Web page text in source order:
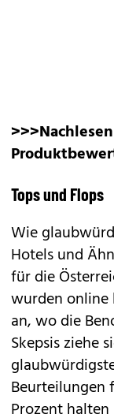
Tops und Flops
Wie
Hotels und
für die
wurden online
an, wo die
Skepsis ziehe
Beurteilungen